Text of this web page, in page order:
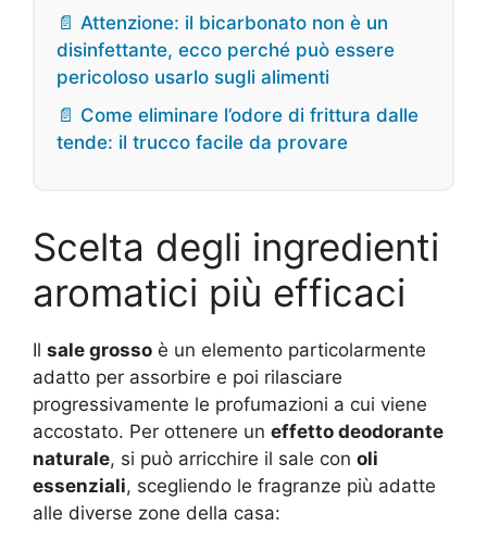
📄 Attenzione: il bicarbonato non è un
disinfettante, ecco perché può essere
pericoloso usarlo sugli alimenti
📄 Come eliminare l’odore di frittura dalle
tende: il trucco facile da provare
Scelta degli ingredienti
aromatici più efficaci
Il sale grosso è un elemento particolarmente
adatto per assorbire e poi rilasciare
progressivamente le profumazioni a cui viene
accostato. Per ottenere un effetto deodorante
naturale, si può arricchire il sale con oli
essenziali, scegliendo le fragranze più adatte
alle diverse zone della casa: